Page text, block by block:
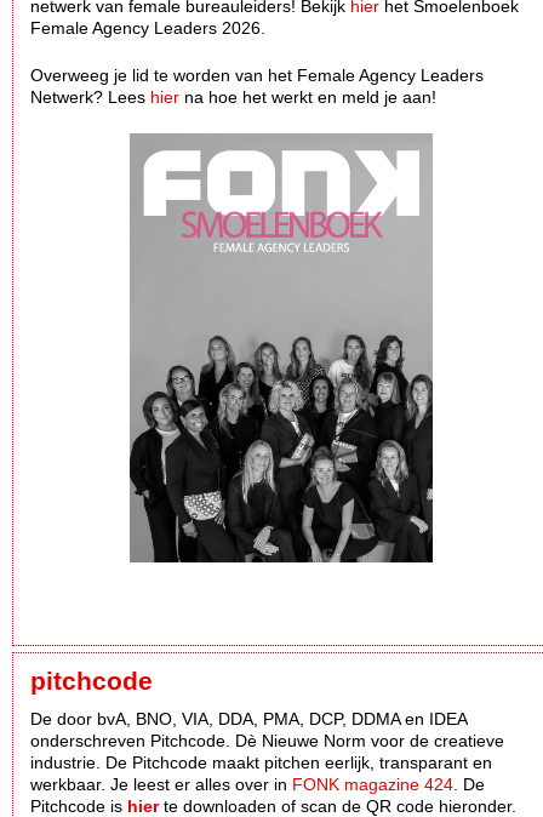
netwerk van female bureauleiders! Bekijk hier het Smoelenboek
Female Agency Leaders 2026.
Overweeg je lid te worden van het Female Agency Leaders
Netwerk? Lees hier na hoe het werkt en meld je aan!
pitchcode
De door bvA, BNO, VIA, DDA, PMA, DCP, DDMA en IDEA
onderschreven Pitchcode. Dè Nieuwe Norm voor de creatieve
industrie. De Pitchcode maakt pitchen eerlijk, transparant en
werkbaar. Je leest er alles over in FONK magazine 424 . De
Pitchcode is hierte downloaden of scan de QR code hieronder.